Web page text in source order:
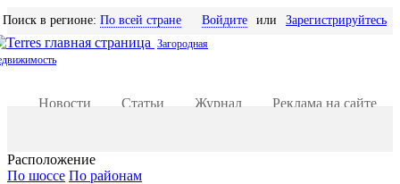
Поиск в регионе: По всей стране Войдите или Зарегистрируйтесь
Загородная
Новости Статьи Журнал Реклама на сайте
Расположение
По шоссе По районам